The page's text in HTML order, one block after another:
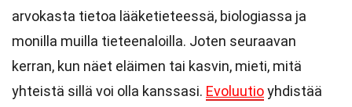
arvokasta tietoa lääketieteessä, biologiassa ja
monilla muilla tieteenaloilla. Joten seuraavan
kerran, kun näet eläimen tai kasvin, mieti, mitä
yhteistä sillä voi olla kanssasi. Evoluutioyhdistää